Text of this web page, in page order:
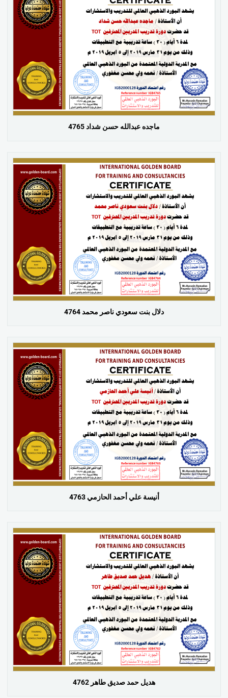
ماجده عبدالله حسن شداد 4765
دلال بنت سعودي ناصر محمد 4764
أنيسة علي أحمد الحازمي 4763
هديل حمد صديق طاهر 4762